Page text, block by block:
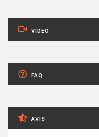
VIDÉO
FAQ
AVIS